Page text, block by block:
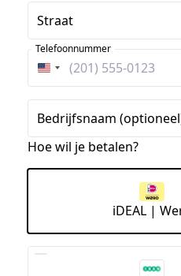
Straat
Verenigde
Staten
+1
Telefoonnummer
Bedrijfsnaam
Hoe wil je betalen?
iDEAL |